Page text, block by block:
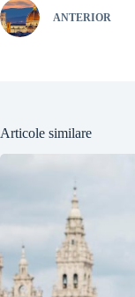
ANTERIOR
Articole similare